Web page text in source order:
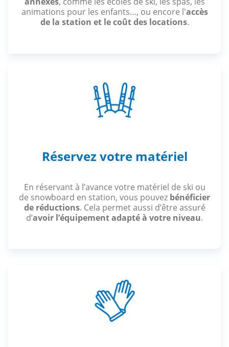
animations pour les enfants…, ou encore l'accès
de la station et le coût des locations.
Réservez votre matériel
En réservant à l’avance votre matériel de ski ou
de snowboard en station, vous pouvez bénéficier
de réductions. Cela permet aussi d’être assuré
d’avoir l’équipement adapté à votre niveau.